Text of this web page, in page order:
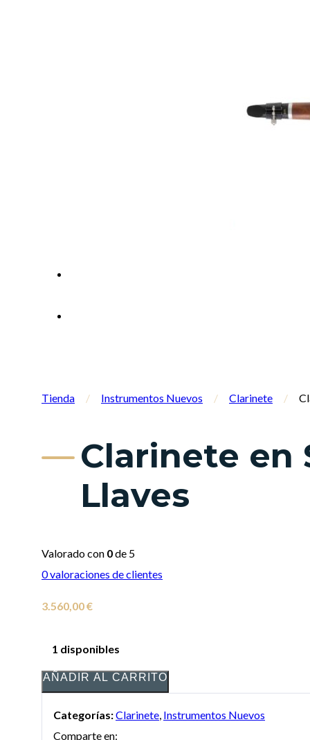
Tienda / Instrumentos Nuevos / Clarinete /
Clarinete en
Llaves
Valorado con 0de 5
0valoraciones de clientes
3.560,00€
1 disponibles
AÑADIR AL CARRITO
Categorías:Clarinete Instrumentos Nuevos
Comparte en: